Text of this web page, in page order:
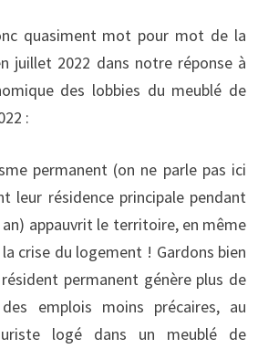
quasiment mot pour mot de la
juillet 2022 dans notre réponse à
des lobbies du meublé de
:
permanent (on ne parle pas ici
leur résidence principale pendant
appauvrit le territoire, en même
crise du logement ! Gardons bien
permanent génère plus de
emplois moins précaires, au
logé dans un meublé de